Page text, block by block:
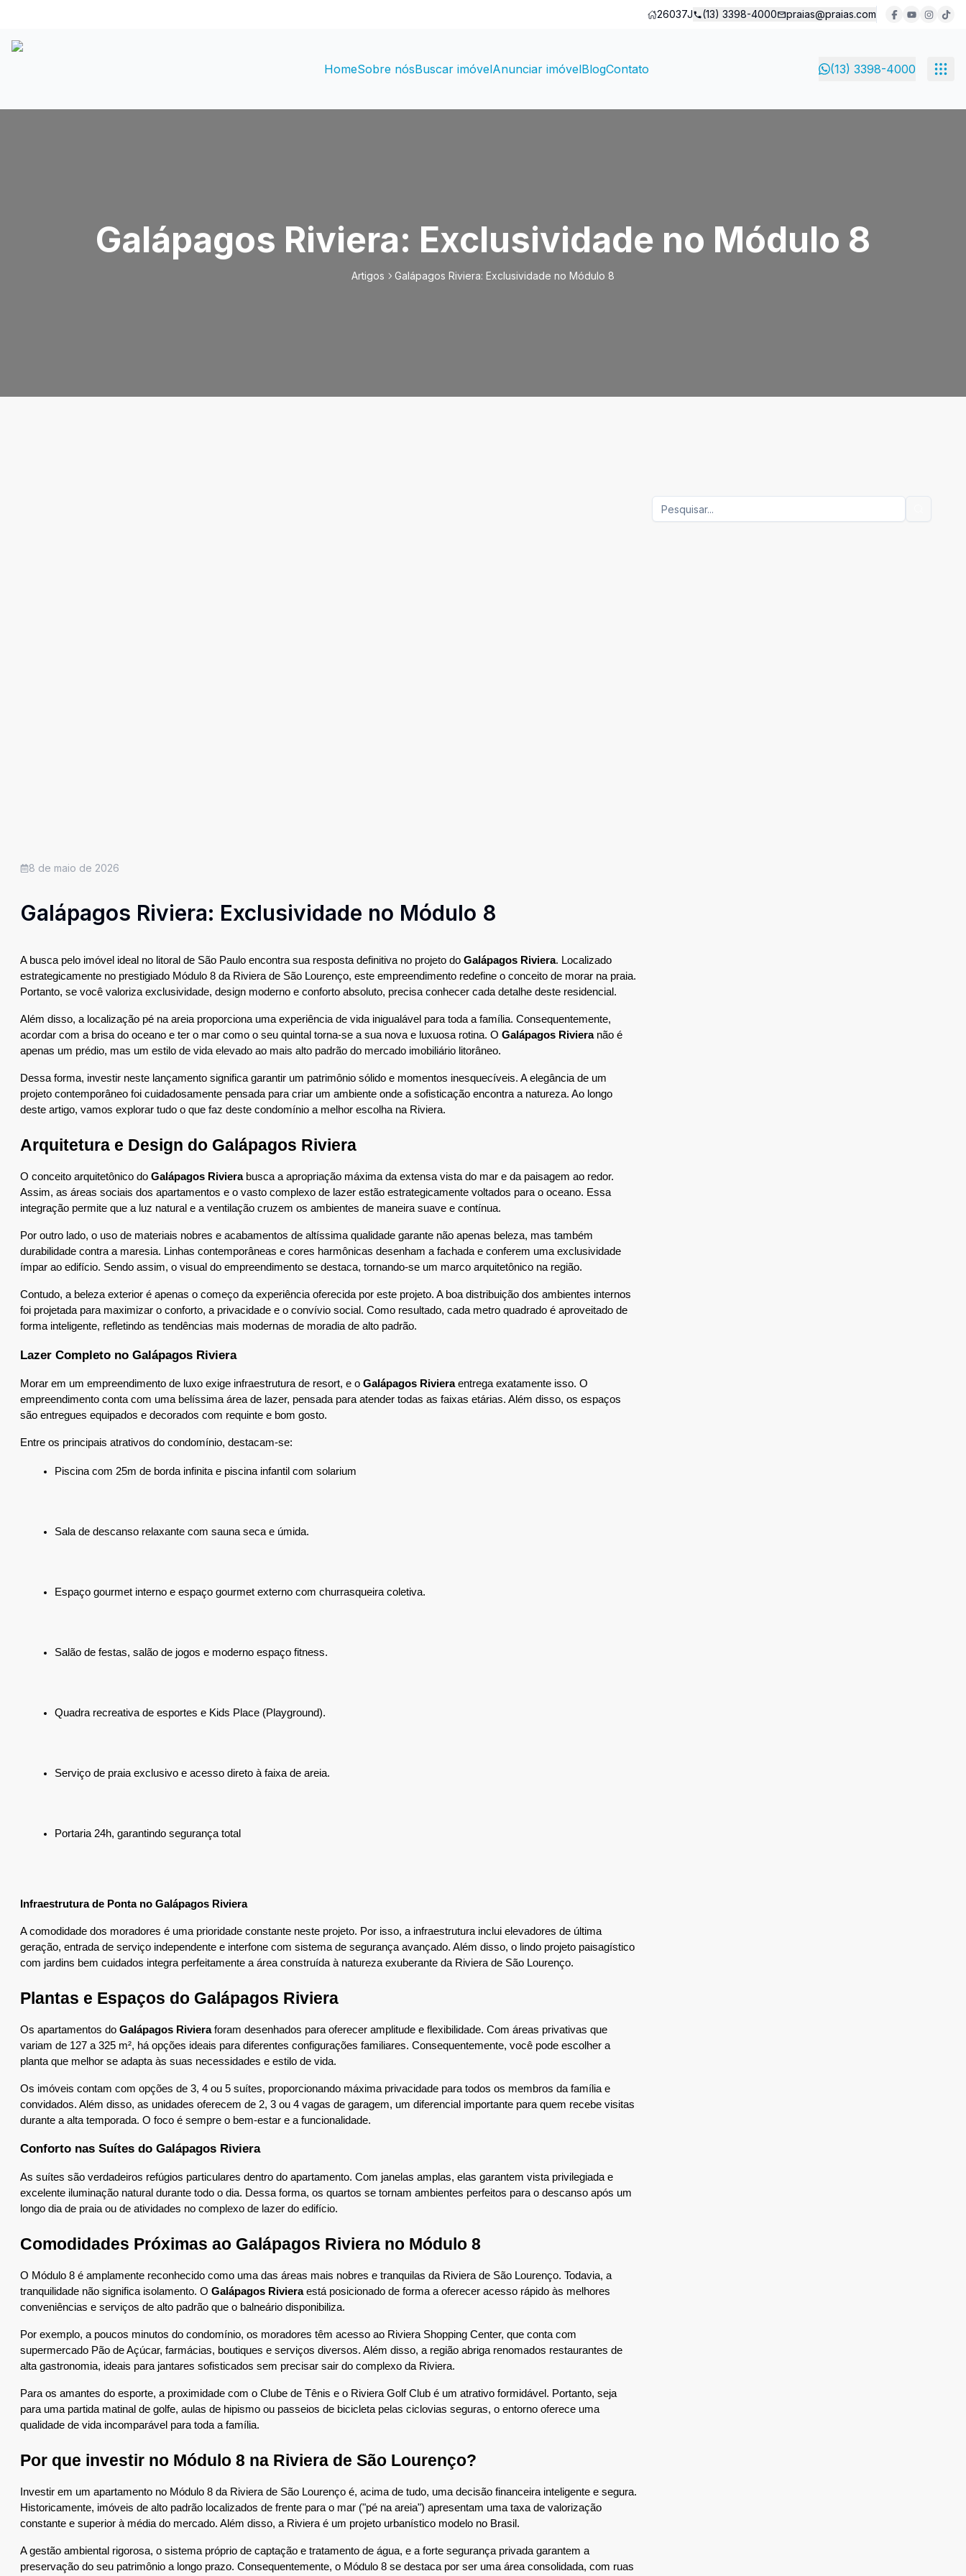
26037J (13) 3398-4000 praias@praias.com
HomeSobre nósBuscar imóvelAnunciar imóvelBlogContato (13) 3398-4000
Galápagos Riviera: Exclusividade no Módulo 8
Artigos Galápagos Riviera: Exclusividade no Módulo 8
8 de maio de 2026
Galápagos Riviera: Exclusividade no Módulo 8
A busca pelo imóvel ideal no litoral de São Paulo encontra sua resposta definitiva no projeto do Galápagos Riviera. Localizado
estrategicamente no prestigiado Módulo 8 da Riviera de São Lourenço, este empreendimento redefine o conceito de morar na praia.
Portanto, se você valoriza exclusividade, design moderno e conforto absoluto, precisa conhecer cada detalhe deste residencial.
Além disso, a localização pé na areia proporciona uma experiência de vida inigualável para toda a família. Consequentemente,
acordar com a brisa do oceano e ter o mar como o seu quintal torna-se a sua nova e luxuosa rotina. O Galápagos Riviera não é
apenas um prédio, mas um estilo de vida elevado ao mais alto padrão do mercado imobiliário litorâneo.
Dessa forma, investir neste lançamento significa garantir um patrimônio sólido e momentos inesquecíveis. A elegância de um
projeto contemporâneo foi cuidadosamente pensada para criar um ambiente onde a sofisticação encontra a natureza. Ao longo
deste artigo, vamos explorar tudo o que faz deste condomínio a melhor escolha na Riviera.
Arquitetura e Design do Galápagos Riviera
O conceito arquitetônico do Galápagos Riviera busca a apropriação máxima da extensa vista do mar e da paisagem ao redor.
Assim, as áreas sociais dos apartamentos e o vasto complexo de lazer estão estrategicamente voltados para o oceano. Essa
integração permite que a luz natural e a ventilação cruzem os ambientes de maneira suave e contínua.
Por outro lado, o uso de materiais nobres e acabamentos de altíssima qualidade garante não apenas beleza, mas também
durabilidade contra a maresia. Linhas contemporâneas e cores harmônicas desenham a fachada e conferem uma exclusividade
ímpar ao edifício. Sendo assim, o visual do empreendimento se destaca, tornando-se um marco arquitetônico na região.
Contudo, a beleza exterior é apenas o começo da experiência oferecida por este projeto. A boa distribuição dos ambientes internos
foi projetada para maximizar o conforto, a privacidade e o convívio social. Como resultado, cada metro quadrado é aproveitado de
forma inteligente, refletindo as tendências mais modernas de moradia de alto padrão.
Lazer Completo no Galápagos Riviera
Morar em um empreendimento de luxo exige infraestrutura de resort, e o Galápagos Riviera entrega exatamente isso. O
empreendimento conta com uma belíssima área de lazer, pensada para atender todas as faixas etárias. Além disso, os espaços
são entregues equipados e decorados com requinte e bom gosto.
Entre os principais atrativos do condomínio, destacam-se:
Piscina com 25m de borda infinita e piscina infantil com solarium
Sala de descanso relaxante com sauna seca e úmida.
Espaço gourmet interno e espaço gourmet externo com churrasqueira coletiva.
Salão de festas, salão de jogos e moderno espaço fitness.
Quadra recreativa de esportes e Kids Place (Playground).
Serviço de praia exclusivo e acesso direto à faixa de areia.
Portaria 24h, garantindo segurança total
Infraestrutura de Ponta no Galápagos Riviera
A comodidade dos moradores é uma prioridade constante neste projeto. Por isso, a infraestrutura inclui elevadores de última
geração, entrada de serviço independente e interfone com sistema de segurança avançado. Além disso, o lindo projeto paisagístico
com jardins bem cuidados integra perfeitamente a área construída à natureza exuberante da Riviera de São Lourenço.
Plantas e Espaços do Galápagos Riviera
Os apartamentos do Galápagos Riviera foram desenhados para oferecer amplitude e flexibilidade. Com áreas privativas que
variam de 127 a 325 m², há opções ideais para diferentes configurações familiares. Consequentemente, você pode escolher a
planta que melhor se adapta às suas necessidades e estilo de vida.
Os imóveis contam com opções de 3, 4 ou 5 suítes, proporcionando máxima privacidade para todos os membros da família e
convidados. Além disso, as unidades oferecem de 2, 3 ou 4 vagas de garagem, um diferencial importante para quem recebe visitas
durante a alta temporada. O foco é sempre o bem-estar e a funcionalidade.
Conforto nas Suítes do Galápagos Riviera
As suítes são verdadeiros refúgios particulares dentro do apartamento. Com janelas amplas, elas garantem vista privilegiada e
excelente iluminação natural durante todo o dia. Dessa forma, os quartos se tornam ambientes perfeitos para o descanso após um
longo dia de praia ou de atividades no complexo de lazer do edifício.
Comodidades Próximas ao Galápagos Riviera no Módulo 8
O Módulo 8 é amplamente reconhecido como uma das áreas mais nobres e tranquilas da Riviera de São Lourenço. Todavia, a
tranquilidade não significa isolamento. O Galápagos Riviera está posicionado de forma a oferecer acesso rápido às melhores
conveniências e serviços de alto padrão que o balneário disponibiliza.
Por exemplo, a poucos minutos do condomínio, os moradores têm acesso ao Riviera Shopping Center, que conta com
supermercado Pão de Açúcar, farmácias, boutiques e serviços diversos. Além disso, a região abriga renomados restaurantes de
alta gastronomia, ideais para jantares sofisticados sem precisar sair do complexo da Riviera.
Para os amantes do esporte, a proximidade com o Clube de Tênis e o Riviera Golf Club é um atrativo formidável. Portanto, seja
para uma partida matinal de golfe, aulas de hipismo ou passeios de bicicleta pelas ciclovias seguras, o entorno oferece uma
qualidade de vida incomparável para toda a família.
Por que investir no Módulo 8 na Riviera de São Lourenço?
Investir em um apartamento no Módulo 8 da Riviera de São Lourenço é, acima de tudo, uma decisão financeira inteligente e segura.
Historicamente, imóveis de alto padrão localizados de frente para o mar ("pé na areia") apresentam uma taxa de valorização
constante e superior à média do mercado. Além disso, a Riviera é um projeto urbanístico modelo no Brasil.
A gestão ambiental rigorosa, o sistema próprio de captação e tratamento de água, e a forte segurança privada garantem a
preservação do seu patrimônio a longo prazo. Consequentemente, o Módulo 8 se destaca por ser uma área consolidada, com ruas